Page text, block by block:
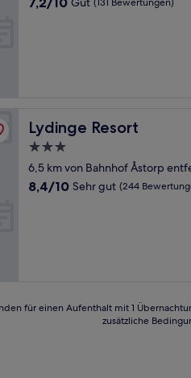
Lydinge Resort
Lydinge Resort
3.0-
Sterne-
Unterkunft
6,5 km von Bahnhof Åstorp
8.4
8,4/10 Sehr gut (244
für einen Aufenthalt mit 1
zusätzliche